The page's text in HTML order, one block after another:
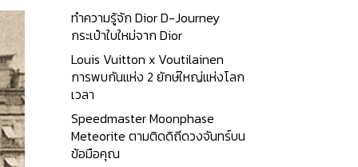
ทำความรู้จัก Dior D-Journey
กระเป๋าใบใหม่จาก Dior
Louis Vuitton x Voutilainen
การพบกันแห่ง 2 ยักษ์ใหญ่แห่งโลก
เวลา
Speedmaster Moonphase
Meteorite ตามติดดิถีดวงจันทร์บน
ข้อมือคุณ